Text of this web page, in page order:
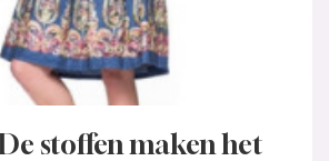
stoffen maken het